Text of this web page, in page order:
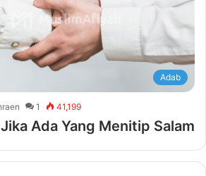
Adab
1 41,199
Ada Yang Menitip Salam